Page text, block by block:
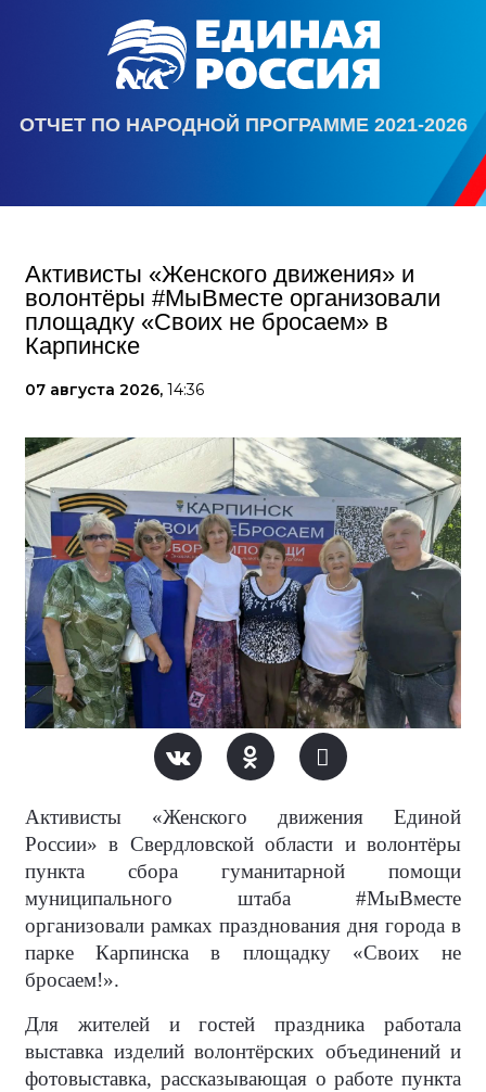
ОТЧЕТ ПО НАРОДНОЙ ПРОГРАММЕ 2021-2026
Активисты «Женского движения» и
волонтёры #МыВместе организовали
площадку «Своих не бросаем» в
Карпинске
07 августа 2026, 14:36
Активисты «Женского движения Единой
России» в Свердловской области и волонтёры
пункта сбора гуманитарной помощи
муниципального штаба #МыВместе
организовали рамках празднования дня города в
парке Карпинска в площадку «Своих не
бросаем!».
Для жителей и гостей праздника работала
выставка изделий волонтёрских объединений и
фотовыставка, рассказывающая о работе пункта